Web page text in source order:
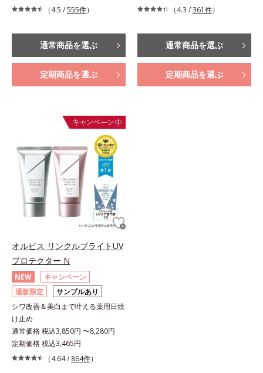
（4.5 /555件）
通常商品を選ぶ
定期商品を選ぶ
（4.3 /361件）
通常商品を選ぶ
定期商品を選ぶ
オルビス リンクルブライトUV
プロテクター N
NEW
キャンペーン
通販限定
サンプルあり
シワ改善＆美白まで叶える薬用日焼
け止め
通常価格 税込3,850円 〜8,280円
定期価格 税込3,465円
（4.64 / 864件）